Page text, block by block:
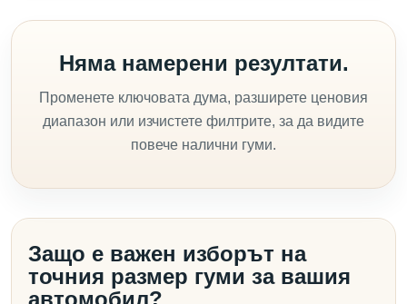
Няма намерени резултати.
Променете ключовата дума, разширете ценовия
диапазон или изчистете филтрите, за да видите
повече налични гуми.
Защо е важен изборът на
точния размер гуми за вашия
автомобил?